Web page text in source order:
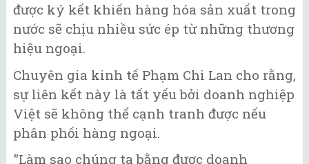
được ký kết khiến hàng hóa sản xuất trong
nước sẽ chịu nhiều sức ép từ những thương
hiệu ngoại.
Chuyên gia kinh tế Phạm Chi Lan cho rằng,
sự liên kết này là tất yếu bởi doanh nghiệp
Việt sẽ không thể cạnh tranh được nếu
phân phối hàng ngoại.
"Làm sao chúng ta bằng được doanh